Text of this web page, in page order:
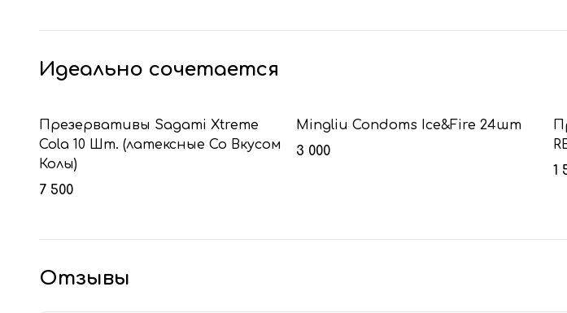
Идеально сочетается
Презервативы Sagami Xtreme
Cola 10 Шт. (латексные Со Вкусом
Колы)
7 500
Mingliu Condoms Ice&Fire 24шт
3 000
1
Отзывы